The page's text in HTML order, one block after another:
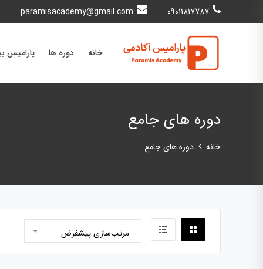
09011817787
paramisacademy@gmail.com
خانه دوره ها پارامیس
دوره های جامع
خانه دوره های جامع
مرتب‌سازی پیشفرض